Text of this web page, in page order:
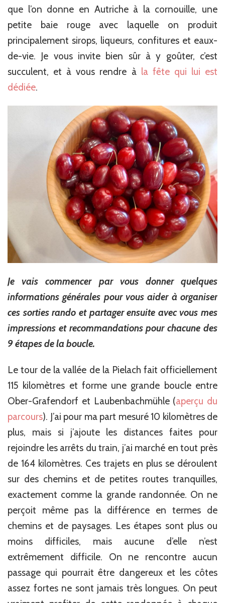
que l’on donne en Autriche à la cornouille, une
petite baie rouge avec laquelle on produit
principalement sirops, liqueurs, confitures et eaux-
de-vie. Je vous invite bien sûr à y goûter, c’est
succulent, et à vous rendre à la fête qui lui est
dédiée.
Je vais commencer par vous donner quelques
informations générales pour vous aider à organiser
ces sorties rando et partager ensuite avec vous mes
impressions et recommandations pour chacune des
9 étapes de la boucle.
Le tour de la vallée de la Pielach fait officiellement
115 kilomètres et forme une grande boucle entre
Ober-Grafendorf et Laubenbachmühle (aperçu du
parcours). J’ai pour ma part mesuré 10 kilomètres de
plus, mais si j’ajoute les distances faites pour
rejoindre les arrêts du train, j’ai marché en tout près
de 164 kilomètres. Ces trajets en plus se déroulent
sur des chemins et de petites routes tranquilles,
exactement comme la grande randonnée. On ne
perçoit même pas la différence en termes de
chemins et de paysages. Les étapes sont plus ou
moins difficiles, mais aucune d’elle n’est
extrêmement difficile. On ne rencontre aucun
passage qui pourrait être dangereux et les côtes
assez fortes ne sont jamais très longues. On peut